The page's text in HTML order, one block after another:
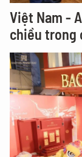
Việt Nam -
chiều trong